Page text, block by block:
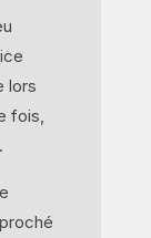
lors
fois,